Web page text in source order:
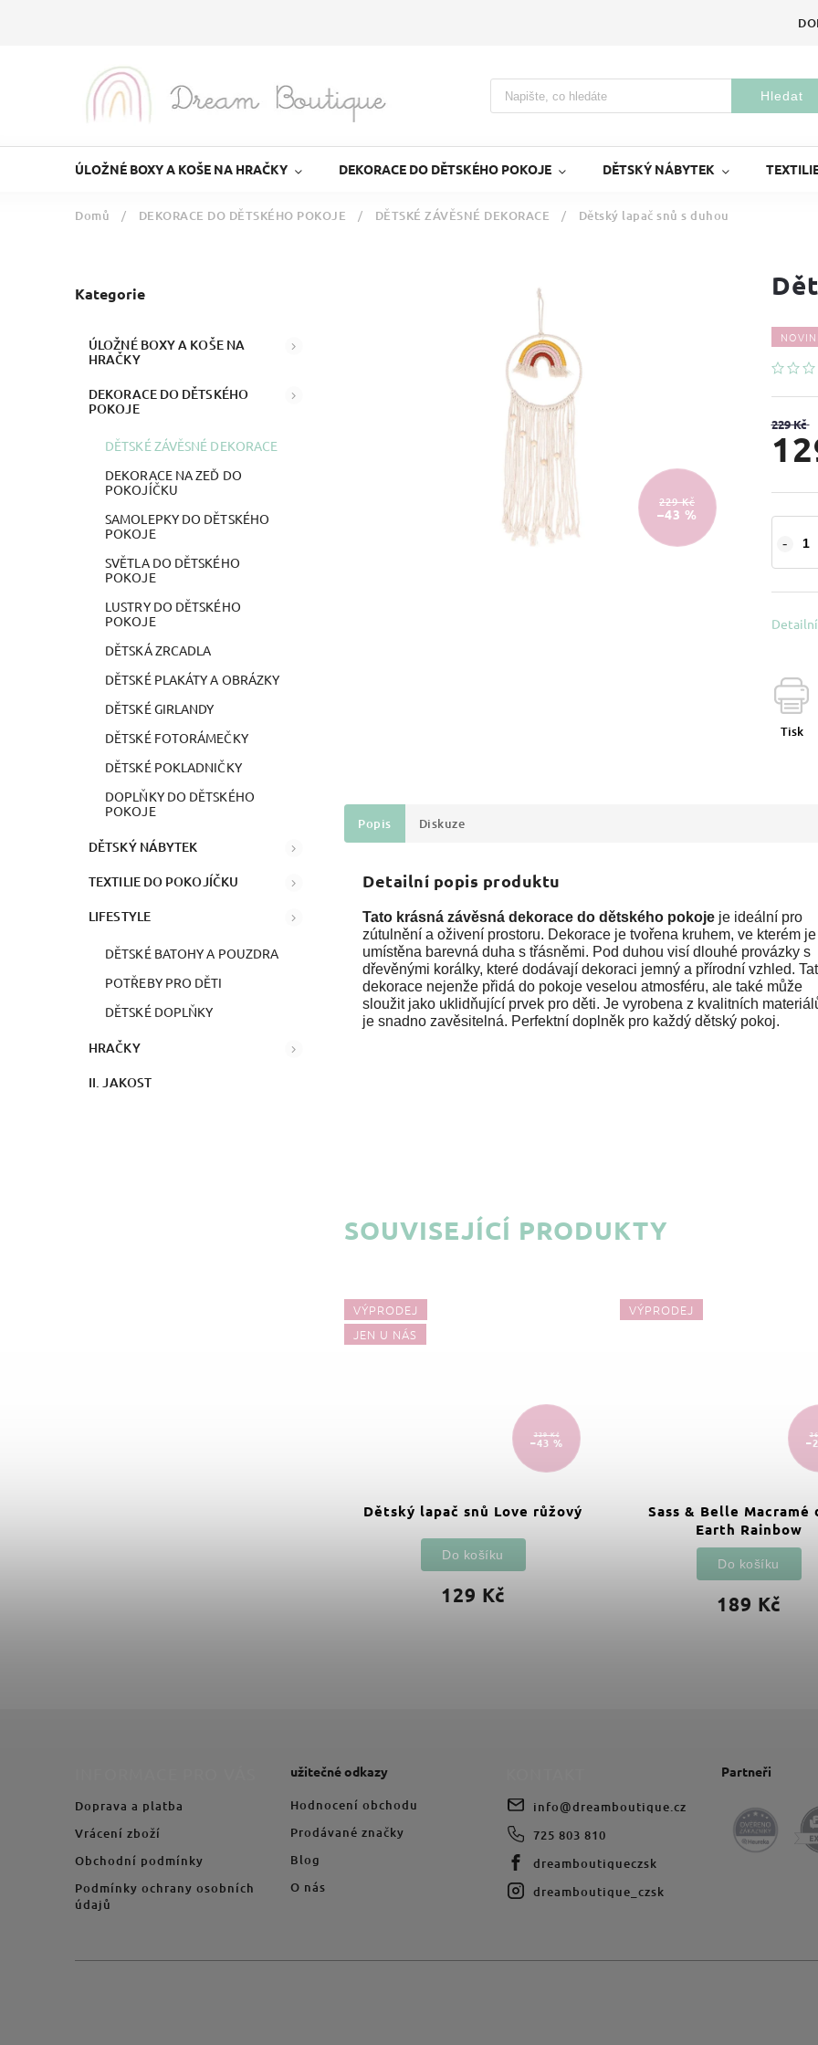
Hledat
ÚLOŽNÉ BOXY A KOŠE NA HRAČKY DEKORACE DO DĚTSKÉHO POKOJE DĚTSKÝ NÁBYTEK
Domů / DEKORACE DO DĚTSKÉHO POKOJE / DĚTSKÉ ZÁVĚSNÉ DEKORACE / Dětský lapač snů s duhou
Kategorie
ÚLOŽNÉ BOXY A KOŠE NA
HRAČKY
DEKORACE DO DĚTSKÉHO
POKOJE
DĚTSKÉ ZÁVĚSNÉ DEKORACE
DEKORACE NA ZEĎ DO
POKOJÍČKU
SAMOLEPKY DO DĚTSKÉHO
POKOJE
SVĚTLA DO DĚTSKÉHO
POKOJE
LUSTRY DO DĚTSKÉHO
POKOJE
DĚTSKÁ ZRCADLA
DĚTSKÉ PLAKÁTY A OBRÁZKY
DĚTSKÉ GIRLANDY
DĚTSKÉ FOTORÁMEČKY
DĚTSKÉ POKLADNIČKY
DOPLŇKY DO DĚTSKÉHO
POKOJE
DĚTSKÝ NÁBYTEK
TEXTILIE DO POKOJÍČKU
LIFESTYLE
DĚTSKÉ BATOHY A POUZDRA
POTŘEBY PRO DĚTI
DĚTSKÉ DOPLŇKY
HRAČKY
II. JAKOST
229 Kč
–43 %
229 Kč
Tisk
Popis Diskuze
Detailní popis produktu
Tato krásná závěsná dekorace do dětského pokoje je ideální pro
zútulnění a oživení prostoru. Dekorace je tvořena kruhem, ve kterém je
umístěna barevná duha s třásněmi. Pod duhou visí dlouhé provázky s
dřevěnými korálky, které dodávají dekoraci jemný a přírodní vzhled.
dekorace nejenže přidá do pokoje veselou atmosféru, ale také může
sloužit jako uklidňující prvek pro děti. Je vyrobena z kvalitních
je snadno zavěsitelná. Perfektní doplněk pro každý dětský pokoj.
SOUVISEJÍCÍ PRODUKTY
VÝPRODEJ
JEN U NÁS
229 Kč
–43 %
Dětský lapač snů Love růžový
129 Kč
Do košíku
VÝPRODEJ
Sass & Belle Macramé
Earth Rainbow
189 Kč
Do košíku
Doprava a platba
Vrácení zboží
Obchodní podmínky
Podmínky ochrany osobních
údajů
užitečné odkazy
Hodnocení obchodu
Prodávané značky
Blog
O nás
info@dreamboutique.cz
725 803 810
dreamboutiqueczsk
dreamboutique_czsk
Partneři